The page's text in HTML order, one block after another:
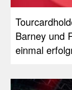
Barney und
einmal